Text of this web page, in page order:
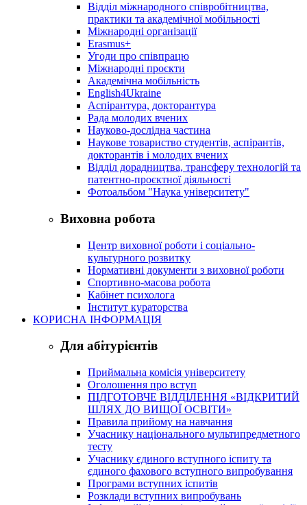
Відділ міжнародного співробітництва,
практики та академічної мобільності
Міжнародні організації
Erasmus+
Угоди про співпрацю
Міжнародні проєкти
Академічна мобільність
English4Ukraine
Аспірантура, докторантура
Рада молодих вчених
Науково-дослідна частина
Наукове товариство студентів, аспірантів,
докторантів і молодих вчених
Відділ дорадництва, трансферу технологій та
патентно-проєктної діяльності
Фотоальбом "Наука університету"
Виховна робота
Центр виховної роботи і соціально-
культурного розвитку
Нормативні документи з виховної роботи
Спортивно-масова робота
Кабінет психолога
Інститут кураторства
КОРИСНА ІНФОРМАЦІЯ
Для абітурієнтів
Приймальна комісія університету
Оголошення про вступ
ПІДГОТОВЧЕ ВІДДІЛЕННЯ «ВІДКРИТИЙ
ШЛЯХ ДО ВИЩОЇ ОСВІТИ»
Правила прийому на навчання
Учаснику національного мультипредметного
тесту
Учаснику єдиного вступного іспиту та
єдиного фахового вступного випробування
Програми вступних іспитів
Розклади вступних випробувань